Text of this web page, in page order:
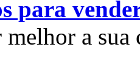
para
a sua